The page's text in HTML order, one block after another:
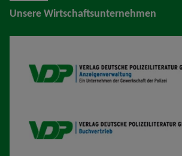
Unsere Wirtschaftsunternehmen
VDP AV
VDP B